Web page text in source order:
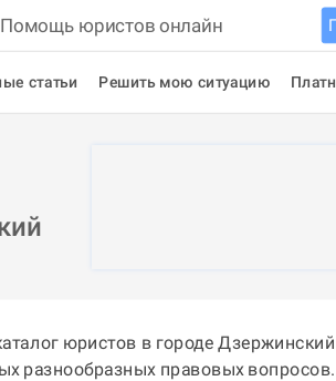
Помощь юристов онлайн
статьи Решить мою ситуацию
юристов в городе
разнообразных правовых вопросов.